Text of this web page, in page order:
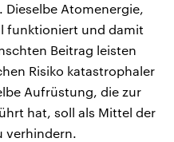
Atomenergie,
funktioniert und damit
Beitrag leisten
Risiko katastrophaler
Aufrüstung, die zur
hat, soll als Mittel der
verhindern.